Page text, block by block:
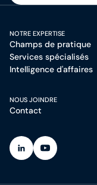
NOTRE EXPERTISE
Champs de pratique
Services spécialisés
Intelligence d'affaires
NOUS JOINDRE
Contact
(Ouvre dans un
(Ouvre dans